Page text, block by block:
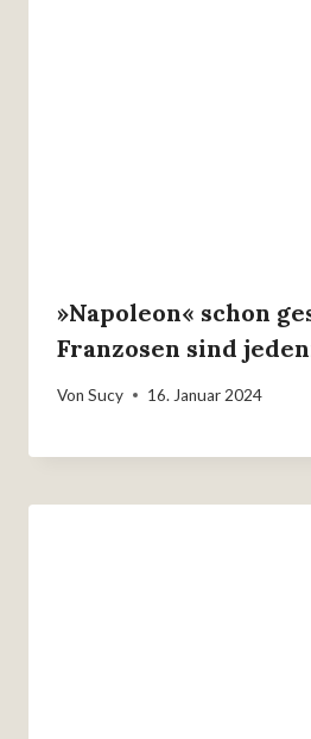
»Napoleon« schon
Franzosen sind
Von Sucy 16. Januar 2024